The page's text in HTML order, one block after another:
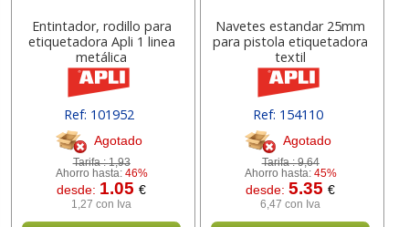
Entintador, rodillo para
etiquetadora Apli 1 linea
metálica
Ref: 101952
Agotado
Tarifa :1,93
Ahorro hasta: 46%
desde: 1.05€
1,27 con Iva
Navetes estandar 25mm
para pistola etiquetadora
textil
Ref: 154110
Agotado
Tarifa :9,64
Ahorro hasta: 45%
desde:5.35€
6,47 con Iva